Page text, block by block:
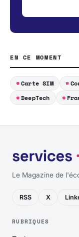
EN CE MOMENT
Carte SIM
DeepTech
Le Magazine de
RSS X
RUBRIQUES